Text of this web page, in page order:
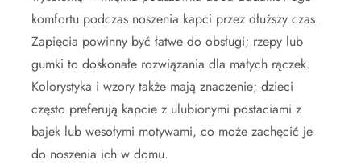
komfortu podczas noszenia kapci przez dłuższy czas.
Zapięcia powinny być łatwe do obsługi; rzepy lub
gumki to doskonałe rozwiązania dla małych rączek.
Kolorystyka i wzory także mają znaczenie; dzieci
często preferują kapcie z ulubionymi postaciami z
bajek lub wesołymi motywami, co może zachęcić je
do noszenia ich w domu.